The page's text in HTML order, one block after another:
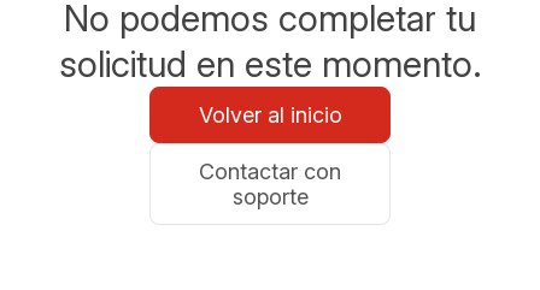
No podemos completar tu
solicitud en este momento.
Volver al inicio
Contactar con
soporte